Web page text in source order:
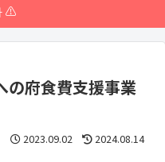
⚠️
の府食費支援事業
2023.09.02 2024.08.14